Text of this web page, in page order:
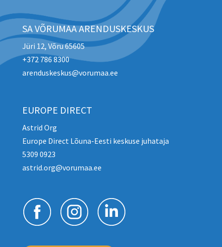
SA VÕRUMAA ARENDUSKESKUS
Jüri 12, Võru 65605
+372 786 8300
arenduskeskus@vorumaa.ee
EUROPE DIRECT
Astrid Org
Europe Direct Lõuna-Eesti keskuse juhataja
5309 0923
astrid.org@vorumaa.ee